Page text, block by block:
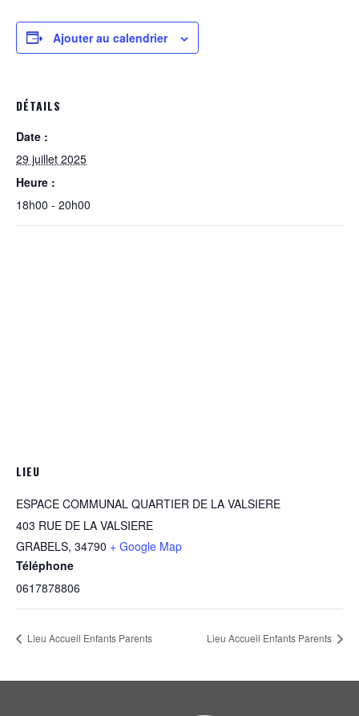
Ajouter au calendrier
DÉTAILS
Date :
29 juillet 2025
Heure :
18h00 - 20h00
LIEU
ESPACE COMMUNAL QUARTIER DE LA VALSIERE
403 RUE DE LA VALSIERE
GRABELS, 34790 + Google Map
Téléphone
0617878806
Lieu Accueil Enfants Parents Lieu Accueil Enfants Parents